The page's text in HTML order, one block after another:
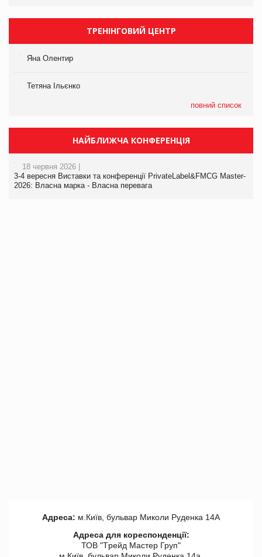
ТРЕНІНГОВИЙ ЦЕНТР
Яна Олентир
Тетяна Ільєнко
повний список
НАЙБЛИЖЧА КОНФЕРЕНЦІЯ
18 червня 2026 |
3-4 вересня Виставки та конференції PrivateLabel&FMCG Master-
2026: Власна марка - Власна перевага
Адреса: м.Київ, бульвар Миколи Руденка 14А
Адреса для кореспонденції:
ТОВ "Tрейд Мастер Груп"